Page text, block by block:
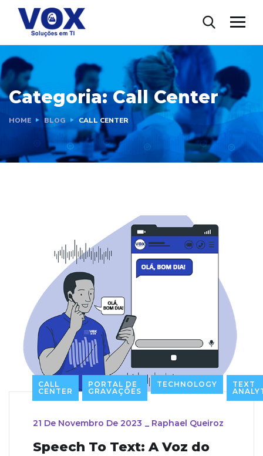
Categoria:Call Center
HOME BLOG CALL CENTER
CALL
CENTER
PORTAL DE
GRAVAÇÕES
TECHNOLOGY
TEXT
21 De Novembro De 2023 _ Raphael Queiroz
Speech To Text: A Voz do